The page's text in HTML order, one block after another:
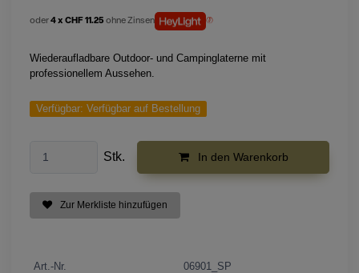
oder4 x CHF 11.25 ohne Zinsen
Wiederaufladbare Outdoor- und Campinglaterne mit
professionellem Aussehen.
Verfügbar: Verfügbar auf Bestellung
Stk. In den Warenkorb
Zur Merkliste hinzufügen
Art.-Nr.
06901_SP